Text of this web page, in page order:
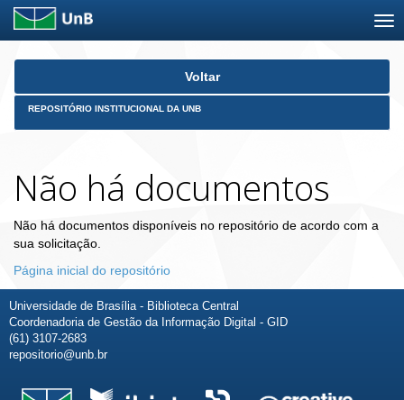
Skip
Voltar
REPOSITÓRIO INSTITUCIONAL DA UNB
Não há documentos
Não há documentos disponíveis no repositório de acordo com a
sua solicitação.
Página inicial do repositório
Universidade de Brasília - Biblioteca Central
Coordenadoria de Gestão da Informação Digital - GID
(61) 3107-2683
repositorio@unb.br